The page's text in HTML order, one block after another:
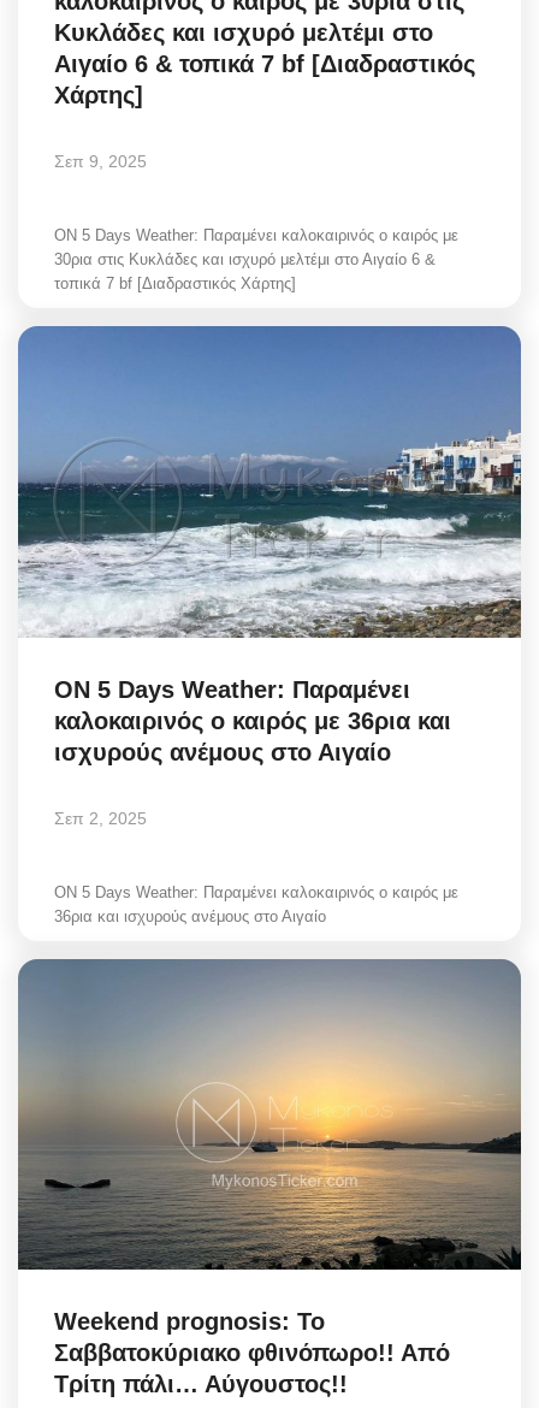
Κυκλάδες και ισχυρό μελτέμι στο
Αιγαίο 6 & τοπικά 7 bf [Διαδραστικός
Χάρτης]
Σεπ 9, 2025
ON 5 Days Weather: Παραμένει καλοκαιρινός ο καιρός με
30ρια στις Κυκλάδες και ισχυρό μελτέμι στο Αιγαίο 6 &
τοπικά 7 bf [Διαδραστικός Χάρτης]
ON 5 Days Weather: Παραμένει
καλοκαιρινός ο καιρός με 36ρια και
ισχυρούς ανέμους στο Αιγαίο
Σεπ 2, 2025
ON 5 Days Weather: Παραμένει καλοκαιρινός ο καιρός με
36ρια και ισχυρούς ανέμους στο Αιγαίο
Weekend prognosis: Το
Σαββατοκύριακο φθινόπωρο!! Από
Τρίτη πάλι… Αύγουστος!!